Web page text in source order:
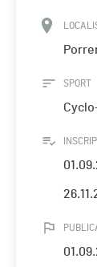
SPORT